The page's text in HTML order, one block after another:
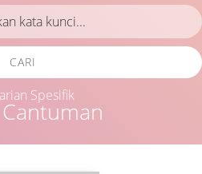
CARI
Spesifik